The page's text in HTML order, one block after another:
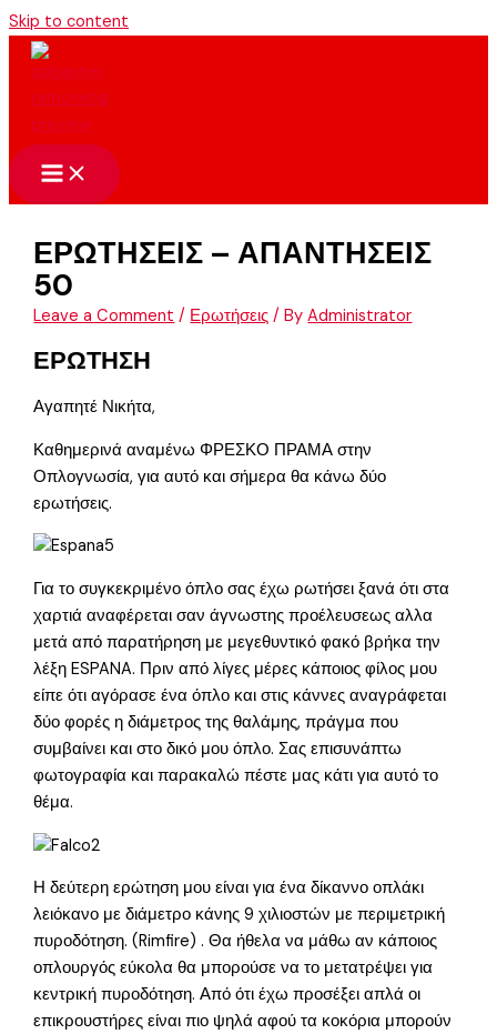
Skip to content
ΕΡΩΤΗΣΕΙΣ – ΑΠΑΝΤΗΣΕΙΣ
50
Leave a Comment / Ερωτήσεις / ByAdministrator
ΕΡΩΤΗΣΗ
Αγαπητέ Νικήτα,
Καθημερινά αναμένω ΦΡΕΣΚΟ ΠΡΑΜΑ στην
Οπλογνωσία, για αυτό και σήμερα θα κάνω δύο
ερωτήσεις.
Για το συγκεκριμένο όπλο σας έχω ρωτήσει ξανά ότι στα
χαρτιά αναφέρεται σαν άγνωστης προέλευσεως αλλα
μετά από παρατήρηση με μεγεθυντικό φακό βρήκα την
λέξη ESPANA. Πριν από λίγες μέρες κάποιος φίλος μου
είπε ότι αγόρασε ένα όπλο και στις κάννες αναγράφεται
δύο φορές η διάμετρος της θαλάμης, πράγμα που
συμβαίνει και στο δικό μου όπλο. Σας επισυνάπτω
φωτογραφία και παρακαλώ πέστε μας κάτι για αυτό το
θέμα.
Η δεύτερη ερώτηση μου είναι για ένα δίκαννο οπλάκι
λειόκανο με διάμετρο κάνης 9 χιλιοστών με περιμετρική
πυροδότηση. (Rimfire) . Θα ήθελα να μάθω αν κάποιος
οπλουργός εύκολα θα μπορούσε να το μετατρέψει για
κεντρική πυροδότηση. Από ότι έχω προσέξει απλά οι
επικρουστήρες είναι πιο ψηλά αφού τα κοκόρια μπορούν